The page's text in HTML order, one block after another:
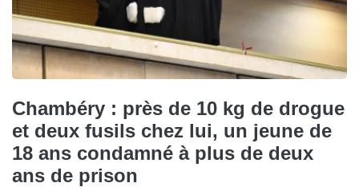
Chambéry : près de 10 kg de drogue
et deux fusils chez lui, un jeune de
18 ans condamné à plus de deux
ans de prison